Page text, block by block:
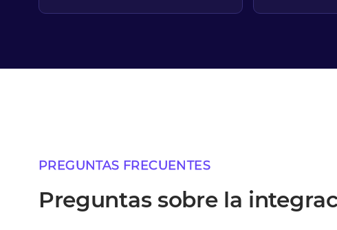
PREGUNTAS FRECUENTES
Preguntas sobre la